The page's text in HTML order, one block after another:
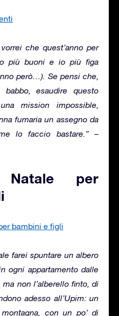
che quest’anno per
più buoni e io più figa
però…). Se pensi che,
esaudire questo
mission impossible,
fumaria un assegno da
lo faccio bastare.” –
per
bambini e figli
farei spuntare un albero
ogni appartamento dalle
non l’alberello finto, di
adesso all’Upim: un
con un po’ di